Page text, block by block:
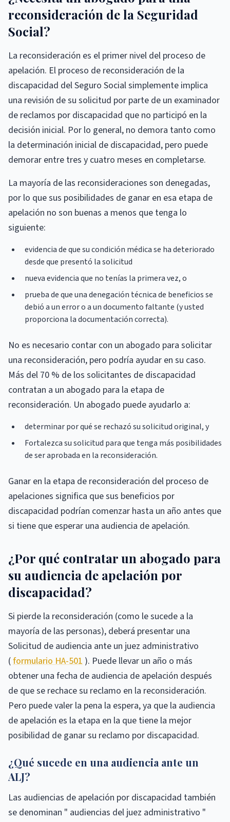
reconsideración de la Seguridad
Social?
La reconsideración es el primer nivel del proceso de
apelación. El proceso de reconsideración de la
discapacidad del Seguro Social simplemente implica
una revisión de su solicitud por parte de un examinador
de reclamos por discapacidad que no participó en la
decisión inicial. Por lo general, no demora tanto como
la determinación inicial de discapacidad, pero puede
demorar entre tres y cuatro meses en completarse.
La mayoría de las reconsideraciones son denegadas,
por lo que sus posibilidades de ganar en esa etapa de
apelación no son buenas a menos que tenga lo
siguiente:
evidencia de que su condición médica se ha deteriorado
desde que presentó la solicitud
nueva evidencia que no tenías la primera vez, o
prueba de que una denegación técnica de beneficios se
debió a un error o a un documento faltante (y usted
proporciona la documentación correcta).
No es necesario contar con un abogado para solicitar
una reconsideración, pero podría ayudar en su caso.
Más del 70 % de los solicitantes de discapacidad
contratan a un abogado para la etapa de
reconsideración. Un abogado puede ayudarlo a:
determinar por qué se rechazó su solicitud original, y
Fortalezca su solicitud para que tenga más posibilidades
de ser aprobada en la reconsideración.
Ganar en la etapa de reconsideración del proceso de
apelaciones significa que sus beneficios por
discapacidad podrían comenzar hasta un año antes que
si tiene que esperar una audiencia de apelación.
¿Por qué contratar un abogado para
su audiencia de apelación por
discapacidad?
Si pierde la reconsideración (como le sucede a la
mayoría de las personas), deberá presentar una
Solicitud de audiencia ante un juez administrativo
(formulario HA-501 ). Puede llevar un año o más
obtener una fecha de audiencia de apelación después
de que se rechace su reclamo en la reconsideración.
Pero puede valer la pena la espera, ya que la audiencia
de apelación es la etapa en la que tiene la mejor
posibilidad de ganar su reclamo por discapacidad.
¿Qué sucede en una audiencia ante un
ALJ?
Las audiencias de apelación por discapacidad también
se denominan " audiencias del juez administrativo "